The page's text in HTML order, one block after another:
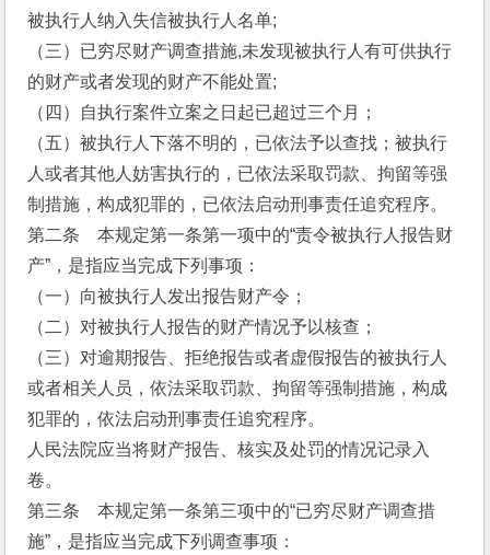
被执行人纳入失信被执行人名单;
（三）已穷尽财产调查措施,未发现被执行人有可供执行
的财产或者发现的财产不能处置;
（四）自执行案件立案之日起已超过三个月；
（五）被执行人下落不明的，已依法予以查找；被执行
人或者其他人妨害执行的，已依法采取罚款、拘留等强
制措施，构成犯罪的，已依法启动刑事责任追究程序。
第二条    本规定第一条第一项中的“责令被执行人报告财
产”，是指应当完成下列事项：
（一）向被执行人发出报告财产令；
（二）对被执行人报告的财产情况予以核查；
（三）对逾期报告、拒绝报告或者虚假报告的被执行人
或者相关人员，依法采取罚款、拘留等强制措施，构成
犯罪的，依法启动刑事责任追究程序。
人民法院应当将财产报告、核实及处罚的情况记录入
卷。
第三条    本规定第一条第三项中的“已穷尽财产调查措
施”，是指应当完成下列调查事项：